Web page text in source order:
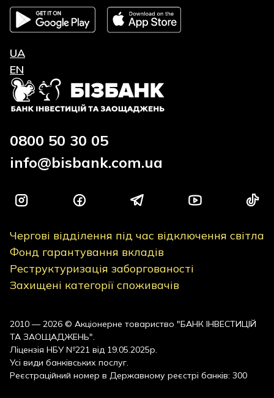
UA
EN
0800 50 30 05
info@bisbank.com.ua
Чергові відділення під час відключення світла
Фонд гарантування вкладів
Реструктуризація заборгованості
Захищені категорії споживачів
2010 — 2026 © Акціонерне товариство "БАНК ІНВЕСТИЦІЙ
ТА ЗАОЩАДЖЕНЬ".
Ліцензія НБУ №221 від 19.05.2025р.
Усі види банківських послуг.
Реєстраційний номер в Державному реєстрі банків: 300